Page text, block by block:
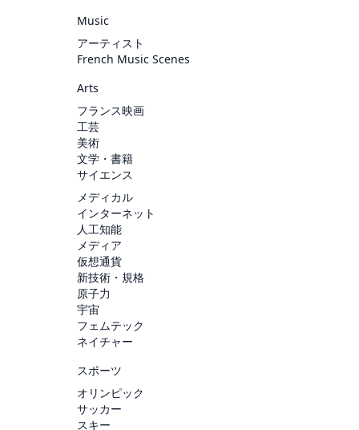
Music
アーティスト
French Music Scenes
Arts
フランス映画
工芸
美術
文学・書籍
サイエンス
メディカル
インターネット
人工知能
メディア
仮想通貨
新技術・規格
原子力
宇宙
フェムテック
ネイチャー
スポーツ
オリンピック
サッカー
スキー